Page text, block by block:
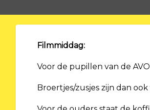
Filmmiddag:
Voor de pupillen van de
Broertjes/zusjes zijn dan